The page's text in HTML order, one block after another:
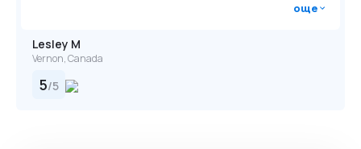
Lesley M
Vernon, Canada
5/5
още